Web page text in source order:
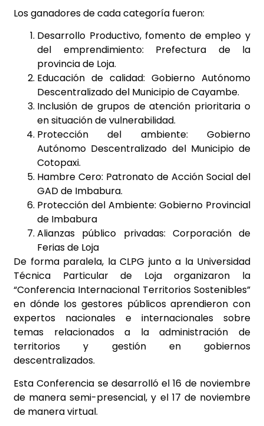
Los ganadores de cada categoría fueron:
Desarrollo Productivo, fomento de empleo y
del emprendimiento: Prefectura de la
provincia de Loja.
Educación de calidad: Gobierno Autónomo
Descentralizado del Municipio de Cayambe.
Inclusión de grupos de atención prioritaria o
en situación de vulnerabilidad.
Protección del ambiente: Gobierno
Autónomo Descentralizado del Municipio de
Cotopaxi.
Hambre Cero: Patronato de Acción Social del
GAD de Imbabura.
Protección del Ambiente: Gobierno Provincial
de Imbabura
Alianzas público privadas: Corporación de
Ferias de Loja
De forma paralela, la CLPG junto a la Universidad
Técnica Particular de Loja organizaron la
“Conferencia Internacional Territorios Sostenibles”
en dónde los gestores públicos aprendieron con
expertos nacionales e internacionales sobre
temas relacionados a la administración de
territorios y gestión en gobiernos
descentralizados.
Esta Conferencia se desarrolló el 16 de noviembre
de manera semi-presencial, y el 17 de noviembre
de manera virtual.